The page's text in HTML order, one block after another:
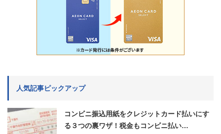
人気記事ピックアップ
コンビニ振込用紙をクレジットカード払いにす
る３つの裏ワザ！税金もコンビニ払い…